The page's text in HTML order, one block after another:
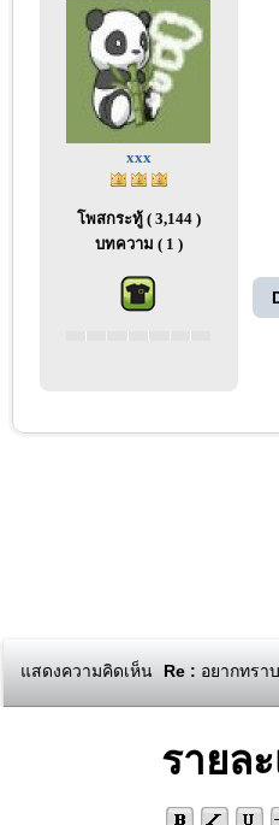
xxx
โพสกระทู้ ( 3,144 )
บทความ ( 1 )
แสดงความคิดเห็น Re : อยากทรา
รายล